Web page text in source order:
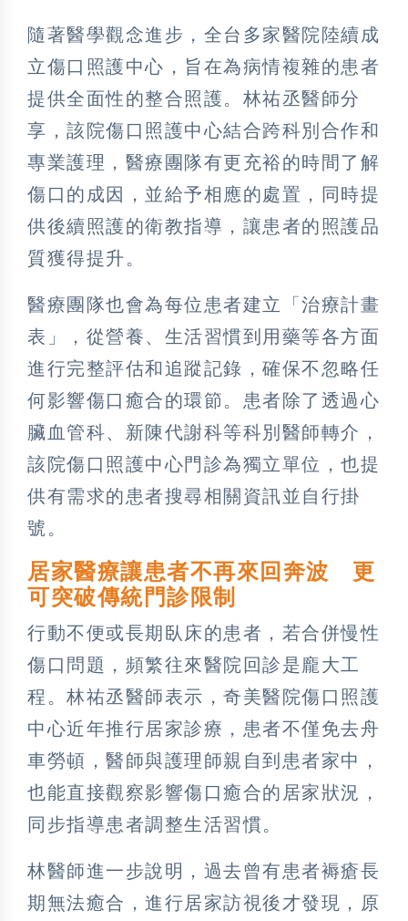
隨著醫學觀念進步，全台多家醫院陸續成
立傷口照護中心，旨在為病情複雜的患者
提供全面性的整合照護。林祐丞醫師分
享，該院傷口照護中心結合跨科別合作和
專業護理，醫療團隊有更充裕的時間了解
傷口的成因，並給予相應的處置，同時提
供後續照護的衛教指導，讓患者的照護品
質獲得提升。
醫療團隊也會為每位患者建立「治療計畫
表」，從營養、生活習慣到用藥等各方面
進行完整評估和追蹤記錄，確保不忽略任
何影響傷口癒合的環節。患者除了透過心
臟血管科、新陳代謝科等科別醫師轉介，
該院傷口照護中心門診為獨立單位，也提
供有需求的患者搜尋相關資訊並自行掛
號。
居家醫療讓患者不再來回奔波 更
可突破傳統門診限制
行動不便或長期臥床的患者，若合併慢性
傷口問題，頻繁往來醫院回診是龐大工
程。林祐丞醫師表示，奇美醫院傷口照護
中心近年推行居家診療，患者不僅免去舟
車勞頓，醫師與護理師親自到患者家中，
也能直接觀察影響傷口癒合的居家狀況，
同步指導患者調整生活習慣。
林醫師進一步說明，過去曾有患者褥瘡長
期無法癒合，進行居家訪視後才發現，原